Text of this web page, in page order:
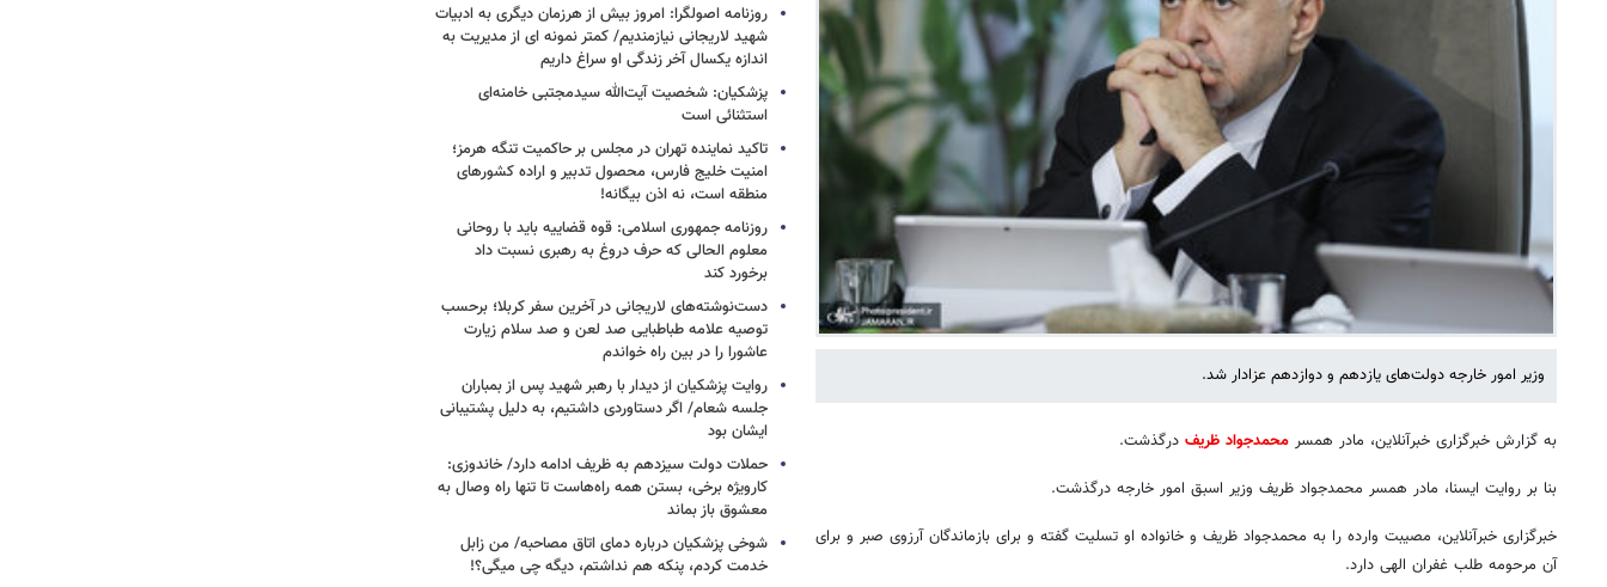
وزیر امور خارجه دولت‌های یازدهم و دوازدهم عزادار شد.
به گزارش خبرگزاری خبرآنلاین، مادر همسر محمدجواد ظریف درگذشت.
بنا بر روایت ایسنا، مادر همسر محمدجواد ظریف وزیر اسبق امور خارجه درگذشت.
خبرگزاری خبرآنلاین، مصیبت وارده را به محمدجواد ظریف و خانواده او تسلیت گفته و برای بازماندگان آرزوی صبر و برای
آن مرحومه طلب غفران الهی دارد.
روزنامه اصولگرا: امروز بیش از هرزمان دیگری به ادبیات
شهید لاریجانی نیازمندیم/ کمتر نمونه ای از مدیریت به
اندازه یکسال آخر زندگی او سراغ داریم
پزشکیان: شخصیت آیت‌الله سیدمجتبی خامنه‌ای
استثنائی است
تاکید نماینده تهران در مجلس بر حاکمیت تنگه هرمز؛
امنیت خلیج فارس، محصول تدبیر و اراده کشورهای
منطقه است، نه اذن بیگانه!
روزنامه جمهوری اسلامی: قوه قضاییه باید با روحانی
معلوم الحالی که حرف دروغ به رهبری نسبت داد
برخورد کند
دست‌نوشته‌های لاریجانی در آخرین سفر کربلا؛ برحسب
توصیه علامه طباطبایی صد لعن و صد سلام زیارت
عاشورا را در بین راه خواندم
روایت پزشکیان از دیدار با رهبر شهید پس از بمباران
جلسه شعام/ اگر دستاوردی داشتیم، به دلیل پشتیبانی
ایشان بود
حملات دولت سیزدهم به ظریف ادامه دارد/ خاندوزی:
کارویژه برخی، بستن همه راه‌هاست تا تنها راه وصال به
معشوق باز بماند
شوخی پزشکیان درباره دمای اتاق مصاحبه/ من زابل
خدمت کردم، پنکه هم نداشتم، دیگه چی میگی؟!